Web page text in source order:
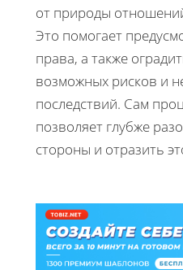
от природы
Это помогает
права, а также
возможных рисков и
последствий. Сам
позволяет глубже
стороны и отразить